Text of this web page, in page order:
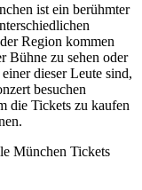
ist ein berühmter
Region kommen
Bühne zu sehen oder
dieser Leute sind,
besuchen
die Tickets zu kaufen
München Tickets